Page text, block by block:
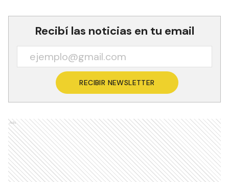
Recibí las noticias en tu email
RECIBIR NEWSLETTER
Ads